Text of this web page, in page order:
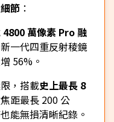
節 ：
4800 萬像素 Pro 融
新一代四重反射稜鏡
56%。
，搭載史上最長 8
焦距最長 200 公
能無損清晰紀錄。